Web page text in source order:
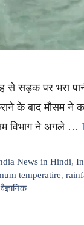
से सड़क पर भरा
के बाद मौसम ने
विभाग ने अगले …
News in Hindi,
temperatire,
वैज्ञानिक